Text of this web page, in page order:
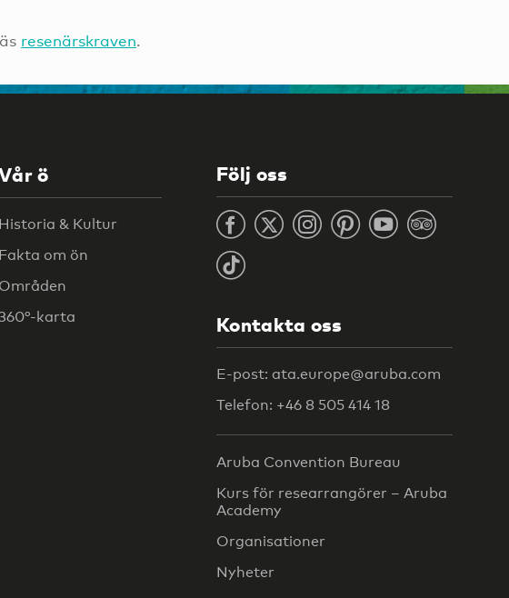
resenärskraven.
ö
Historia & Kultur
Fakta om ön
Områden
karta
Följ oss
Kontakta oss
E-post: ata.europe@aruba.com
Telefon: +46 8 505 414 18
Aruba Convention Bureau
Kurs för researrangörer – Aruba
Academy
Organisationer
Nyheter